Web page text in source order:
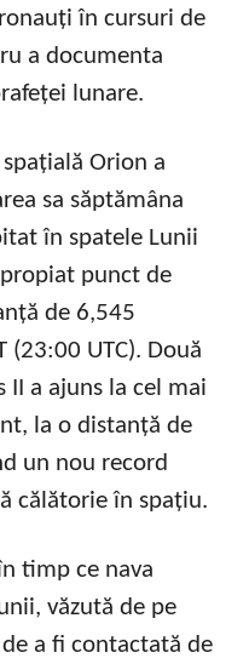
în cursuri de
a documenta
lunare.
Orion a
sa săptămâna
în spatele Lunii
punct de
de 6,545
(23:00 UTC). Două
a ajuns la cel mai
la o distanță de
un nou record
călătorie în spațiu.
timp ce nava
văzută de pe
a fi contactată de